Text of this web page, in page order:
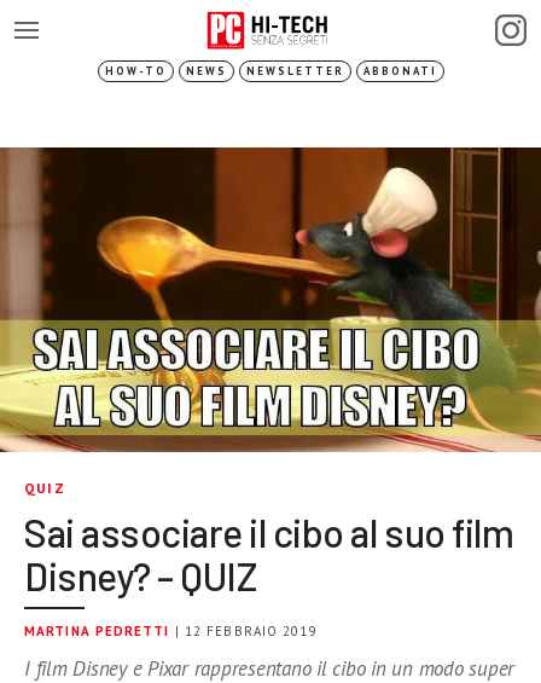
HOW-TO NEWS NEWSLETTER ABBONATI
QUIZ
Sai associare il cibo al suo film
Disney? – QUIZ
MARTINA PEDRETTI | 12 FEBBRAIO 2019
I film Disney e Pixar rappresentano il cibo in un modo super